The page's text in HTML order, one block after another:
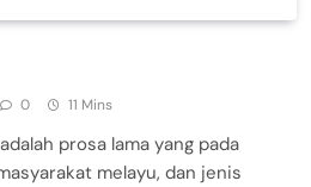
0 11 Mins
prosa lama yang pada
melayu, dan jenis